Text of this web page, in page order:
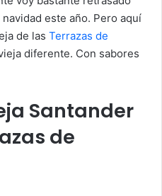
este año. Pero aquí
de las Terrazas de
diferente. Con sabores
Santander
de